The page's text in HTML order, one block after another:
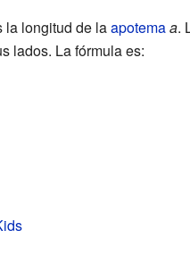
la longitud de laapotemaa.
lados. La fórmula es: